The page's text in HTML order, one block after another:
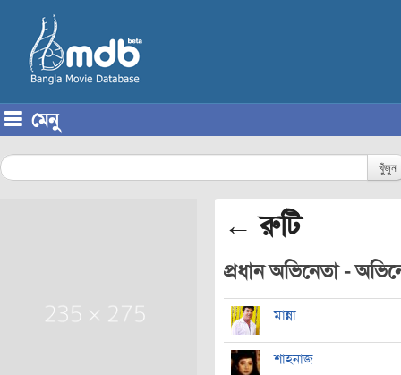
মেনু
খুঁজুন
← রুটি
প্রধান অভিনেতা -
মান্না
শাহনাজ